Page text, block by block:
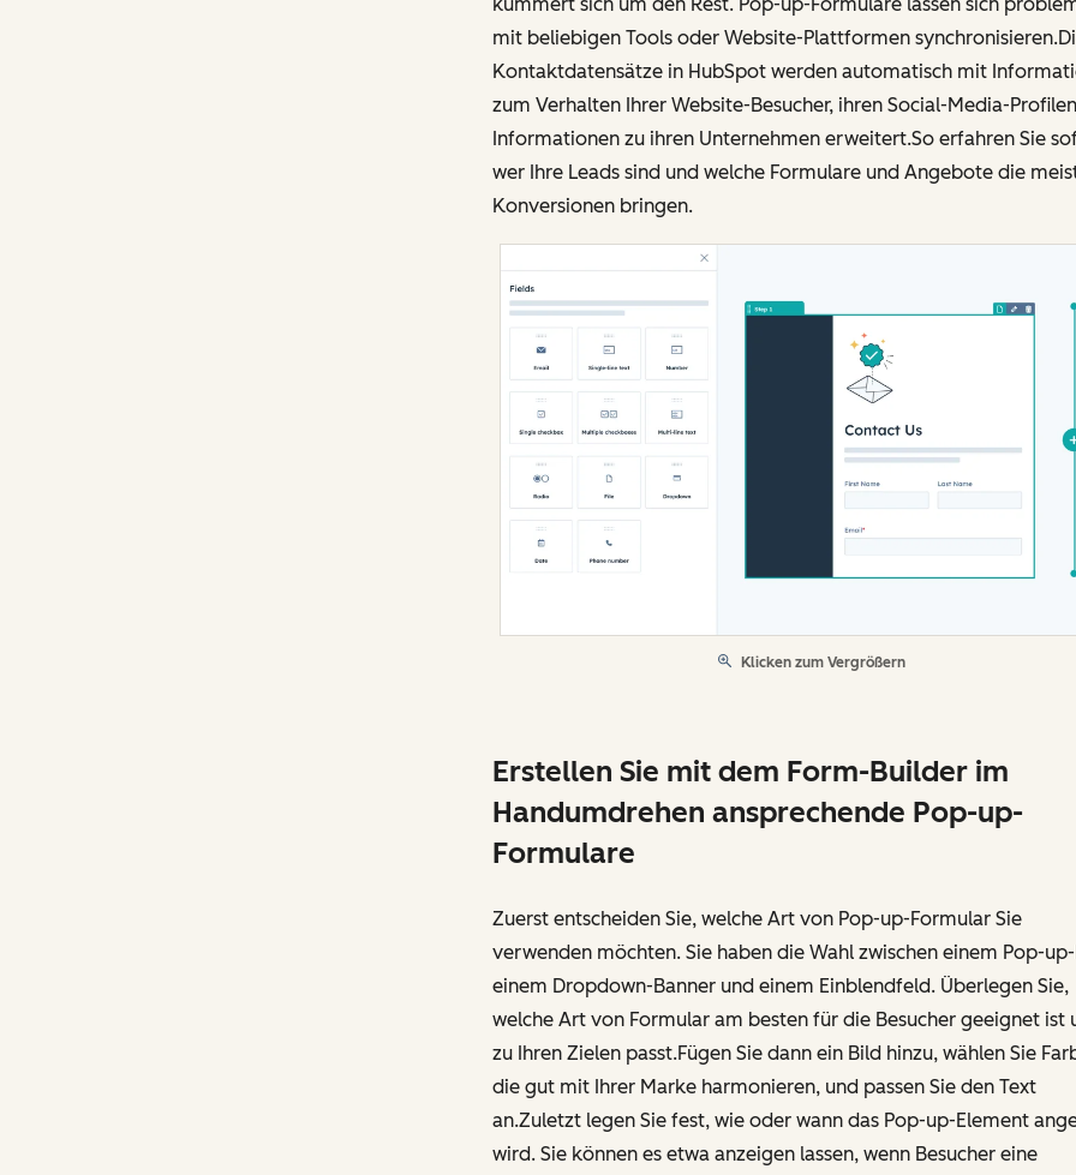
kümmert sich um den Rest. Pop-up-Formulare lassen sich
mit beliebigen Tools oder Website-Plattformen
Kontaktdatensätze in HubSpot werden automatisch mit
zum Verhalten Ihrer Website-Besucher, ihren Social-Media-
Informationen zu ihren Unternehmen erweitert.So erfahren Sie
wer Ihre Leads sind und welche Formulare und Angebote die
Konversionen bringen.
Klicken zum Vergrößern
Erstellen Sie mit dem Form-Builder im
Handumdrehen ansprechende Pop-up-
Formulare
Zuerst entscheiden Sie, welche Art von Pop-up-Formular Sie
verwenden möchten. Sie haben die Wahl zwischen einem Pop-
einem Dropdown-Banner und einem Einblendfeld. Überlegen Sie,
welche Art von Formular am besten für die Besucher geeignet ist
zu Ihren Zielen passt.Fügen Sie dann ein Bild hinzu, wählen Sie
die gut mit Ihrer Marke harmonieren, und passen Sie den Text
an.Zuletzt legen Sie fest, wie oder wann das Pop-up-Element
wird. Sie können es etwa anzeigen lassen, wenn Besucher eine